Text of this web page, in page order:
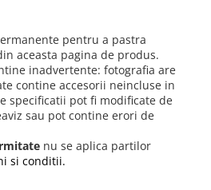
pentru a pastra
aceasta pagina de produs.
inadvertente: fotografia are
contine accesorii neincluse in
specificatii pot fi modificate de
sau pot contine erori de
nu se aplica partilor
si conditii.